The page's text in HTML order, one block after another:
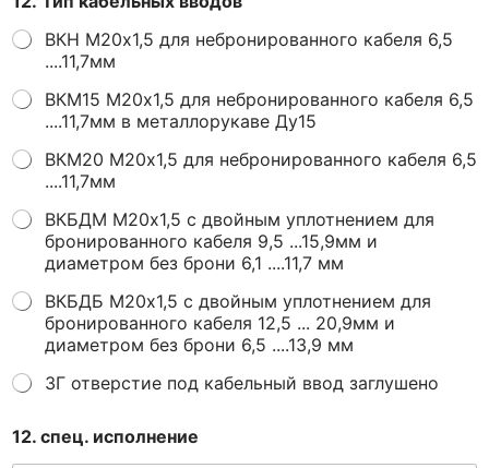
ВКН М20х1,5 для небронированного кабеля 6,5
....11,7мм
ВКМ15 М20х1,5 для небронированного кабеля 6,5
....11,7мм в металлорукаве Ду15
ВКМ20 М20х1,5 для небронированного кабеля 6,5
....11,7мм
ВКБДМ М20х1,5 с двойным уплотнением для
бронированного кабеля 9,5 ...15,9мм и
диаметром без брони 6,1 ....11,7 мм
ВКБДБ М20х1,5 с двойным уплотнением для
бронированного кабеля 12,5 ... 20,9мм и
диаметром без брони 6,5 ....13,9 мм
ЗГ отверстие под кабельный ввод заглушено
12. спец. исполнение